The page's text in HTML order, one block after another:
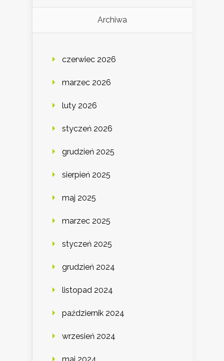
Archiwa
czerwiec 2026
marzec 2026
luty 2026
styczeń 2026
grudzień 2025
sierpień 2025
maj 2025
marzec 2025
styczeń 2025
grudzień 2024
listopad 2024
październik 2024
wrzesień 2024
maj 2024